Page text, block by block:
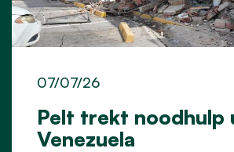
Pelt trekt noodhulp
Venezuela
07/07/26